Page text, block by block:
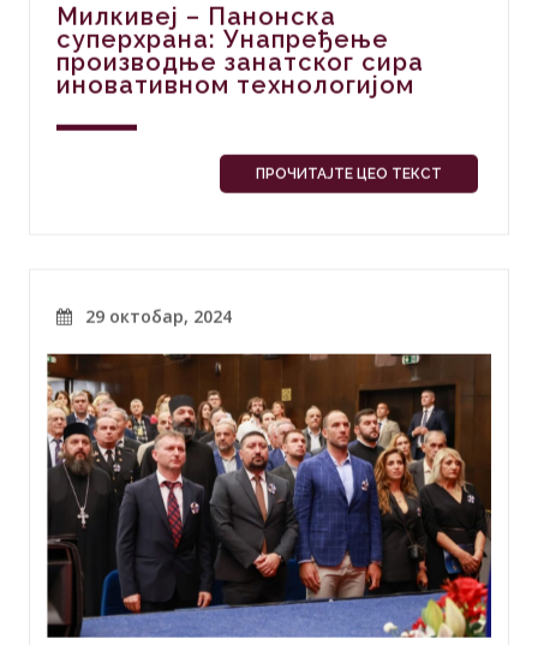
Милкивеј – Панонска
суперхрана: Унапређење
производње занатског сира
иновативном технологијом
ПРОЧИТАЈТЕ ЦЕО ТЕКСТ
29 октобар, 2024